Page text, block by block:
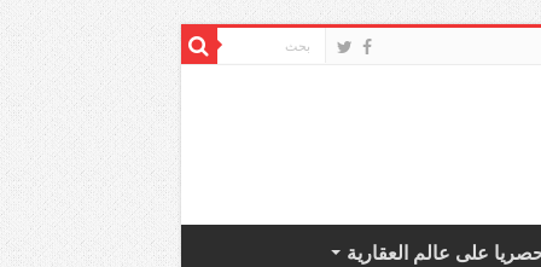
على عالم العقارية